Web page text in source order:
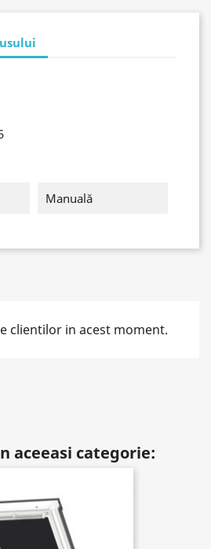
Manuală
clientilor in acest moment.
aceeasi categorie: